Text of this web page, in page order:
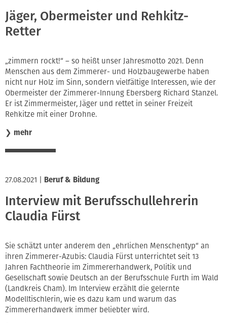
Jäger, Obermeister und Rehkitz-
Retter
„zimmern rockt!“ – so heißt unser Jahresmotto 2021. Denn
Menschen aus dem Zimmerer- und Holzbaugewerbe haben
nicht nur Holz im Sinn, sondern vielfältige Interessen, wie der
Obermeister der Zimmerer-Innung Ebersberg Richard Stanzel.
Er ist Zimmermeister, Jäger und rettet in seiner Freizeit
Rehkitze mit einer Drohne.
❯ mehr
27.08.2021 Beruf & Bildung
Interview mit Berufsschullehrerin
Claudia Fürst
Sie schätzt unter anderem den „ehrlichen Menschentyp“ an
ihren Zimmerer-Azubis: Claudia Fürst unterrichtet seit 13
Jahren Fachtheorie im Zimmererhandwerk, Politik und
Gesellschaft sowie Deutsch an der Berufsschule Furth im Wald
(Landkreis Cham). Im Interview erzählt die gelernte
Modelltischlerin, wie es dazu kam und warum das
Zimmererhandwerk immer beliebter wird.